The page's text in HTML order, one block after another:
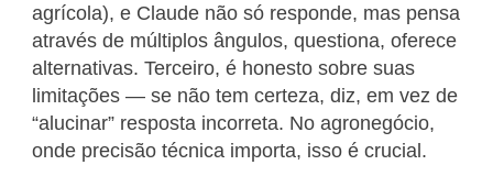
agrícola), e Claude não só responde, mas pensa
através de múltiplos ângulos, questiona, oferece
alternativas. Terceiro, é honesto sobre suas
limitações — se não tem certeza, diz, em vez de
“alucinar” resposta incorreta. No agronegócio,
onde precisão técnica importa, isso é crucial.